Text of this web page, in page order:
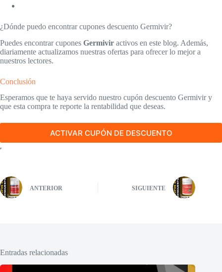
¿Dónde puedo encontrar cupones descuento Germivir?
Puedes encontrar cupones Germivir activos en este blog. Además,
diariamente actualizamos nuestras ofertas para ofrecer lo mejor a
nuestros lectores.
Conclusión
Esperamos que te haya servido nuestro cupón descuento Germivir y
que esta compra te reporte la rentabilidad que deseas.
ACTIVAR CUPÓN DE DESCUENTO
ANTERIOR SIGUIENTE
Entradas relacionadas